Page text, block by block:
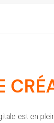
est en